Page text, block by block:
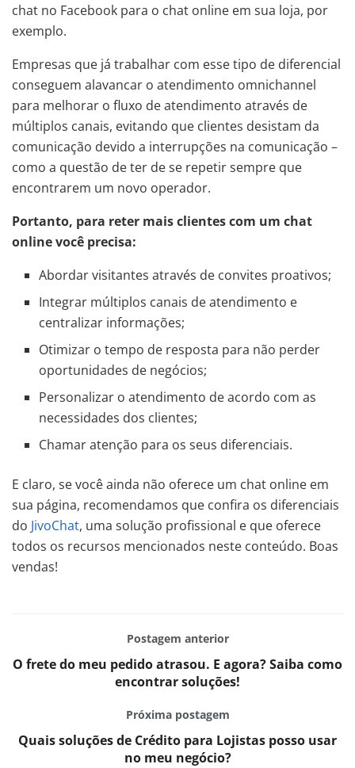
chat no Facebook para o chat online em sua loja, por
exemplo.
Empresas que já trabalhar com esse tipo de diferencial
conseguem alavancar o atendimento omnichannel
para melhorar o fluxo de atendimento através de
múltiplos canais, evitando que clientes desistam da
comunicação devido a interrupções na comunicação –
como a questão de ter de se repetir sempre que
encontrarem um novo operador.
Portanto, para reter mais clientes com um chat
online você precisa:
Abordar visitantes através de convites proativos;
Integrar múltiplos canais de atendimento e
centralizar informações;
Otimizar o tempo de resposta para não perder
oportunidades de negócios;
Personalizar o atendimento de acordo com as
necessidades dos clientes;
Chamar atenção para os seus diferenciais.
E claro, se você ainda não oferece um chat online em
sua página, recomendamos que confira os diferenciais
do JivoChat, uma solução profissional e que oferece
todos os recursos mencionados neste conteúdo. Boas
vendas!
Postagem anterior
O frete do meu pedido atrasou. E agora? Saiba como
encontrar soluções!
Próxima postagem
Quais soluções de Crédito para Lojistas posso usar
no meu negócio?